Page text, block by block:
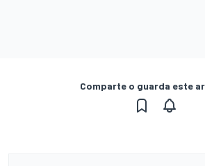
Comparte o guarda este